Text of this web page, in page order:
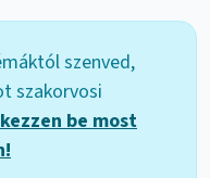
szenved,
szakorvosi
be most